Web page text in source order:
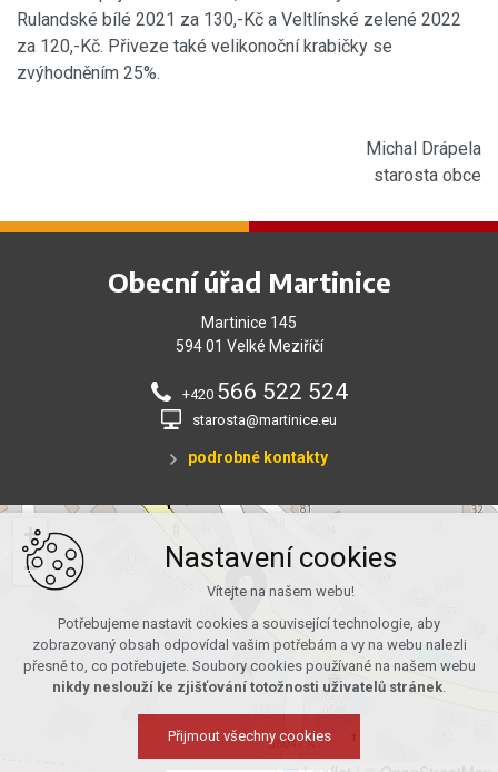
Rulandské bílé 2021 za 130,-Kč a Veltlínské zelené 2022
za 120,-Kč. Přiveze také velikonoční krabičky se
zvýhodněním 25%.
Michal Drápela
starosta obce
Obecní úřad Martinice
Martinice 145
594 01 Velké Meziříčí
+420 566 522 524
starosta@martinice.eu
podrobné kontakty
+
−
Nastavení cookies
Vítejte na našem webu!
Potřebujeme nastavit cookies a související technologie, aby
zobrazovaný obsah odpovídal vašim potřebám a vy na webu nalezli
přesně to, co potřebujete. Soubory cookies používané na našem webu
nikdy neslouží ke zjišťování totožnosti uživatelů stránek.
Přijmout všechny cookies